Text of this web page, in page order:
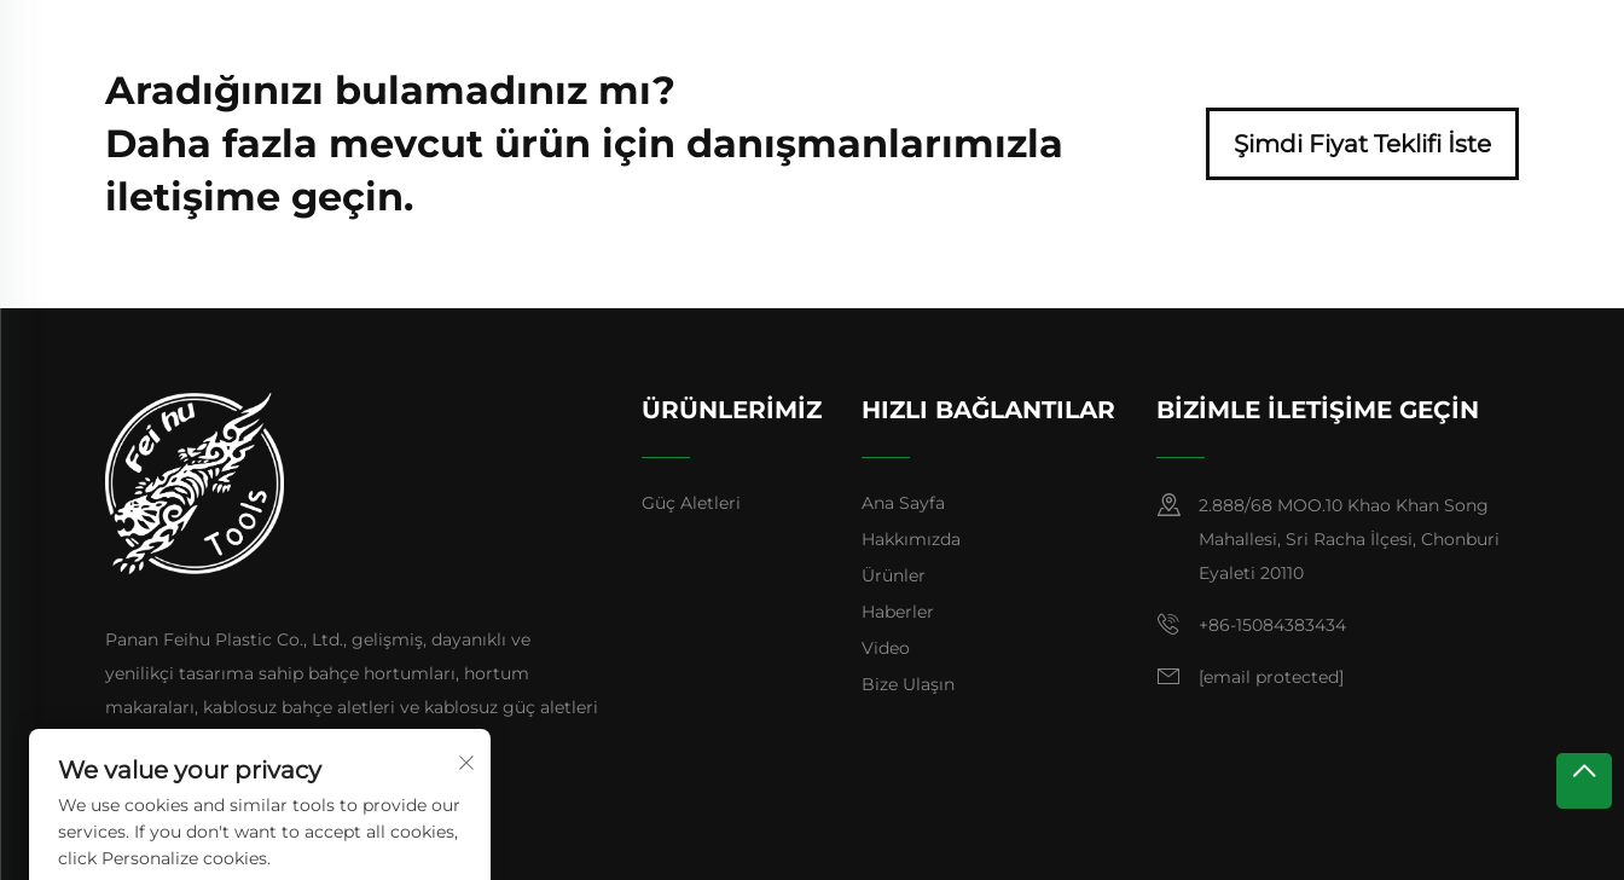
Aradığınızı bulamadınız mı?
Daha fazla mevcut ürün için danışmanlarımızla
iletişime geçin.
Şimdi Fiyat Teklifi İste
Panan Feihu Plastic Co., Ltd., gelişmiş, dayanıklı ve
yenilikçi tasarıma sahip bahçe hortumları, hortum
makaraları, kablosuz bahçe aletleri ve kablosuz güç aletleri
ÜRÜNLERIMIZ
Güç Aletleri
HIZLI BAĞLANTILAR
Ana Sayfa
Hakkımızda
Ürünler
Haberler
Video
Bize Ulaşın
BIZIMLE İLETIŞIME GEÇIN
2.888/68 MOO.10 Khao Khan Song
Mahallesi, Sri Racha İlçesi, Chonburi
Eyaleti 20110
+86-15084383434
[email protected]
We value your privacy
We use cookies and similar tools to provide our
services. If you don't want to accept all cookies,
click Personalize cookies.